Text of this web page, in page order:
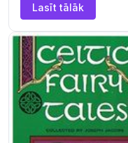
Lasīt tālāk